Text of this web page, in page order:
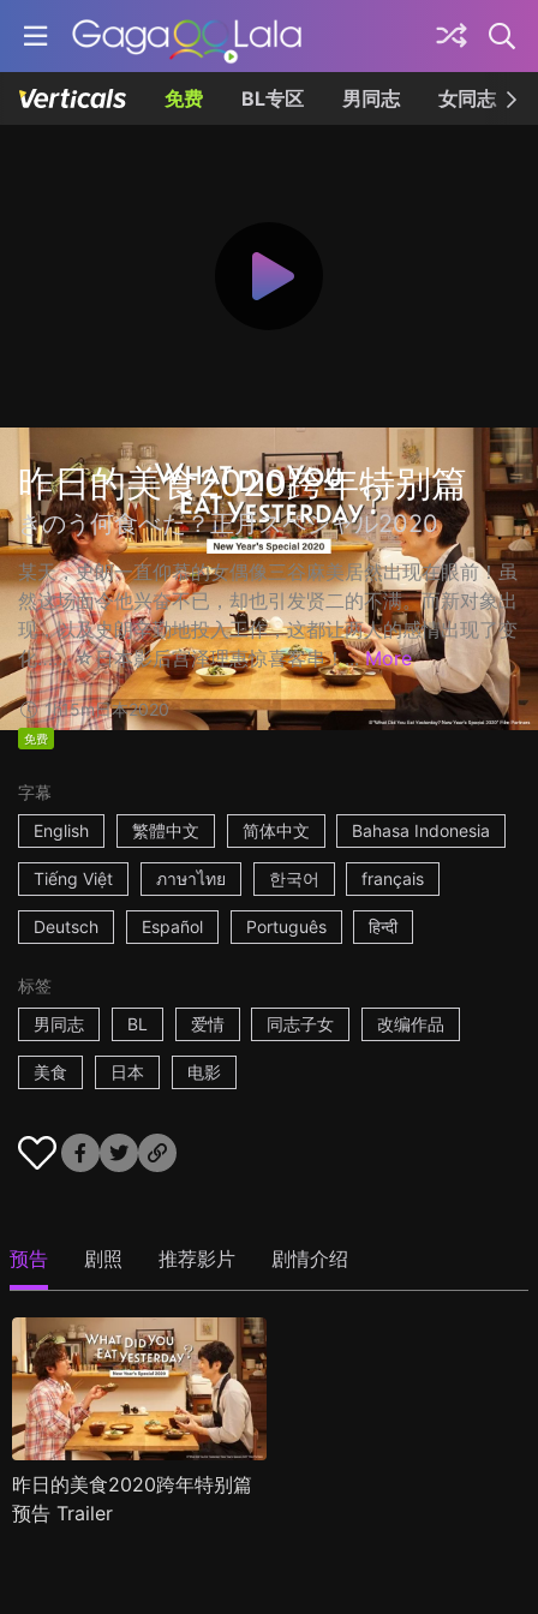
免费 BL专区 男同志 女同志
昨日的美食2020跨年特别篇
きのう何食べた？正月スペシャル2020
某天，史朗一直仰慕的女偶像三谷麻美居然出现在眼前！虽
然这场面令他兴奋不已，却也引发贤二的不满。而新对象出
现，以及史朗辛勤地投入工作，这都让两人的感情出现了变
化…… ☆日本影后宫泽理惠惊喜客串！... More
1h15m日本2020
免费
字幕
English
繁體中文 简体中文 Bahasa Indonesia
Tiếng Việt ภาษาไทย 한국어 français
Deutsch Español Português हिन्दी
标签
男同志
BL 爱情 同志子女 改编作品
美食 日本 电影
预告 剧照 推荐影片 剧情介绍
昨日的美食2020跨年特别篇
预告 Trailer